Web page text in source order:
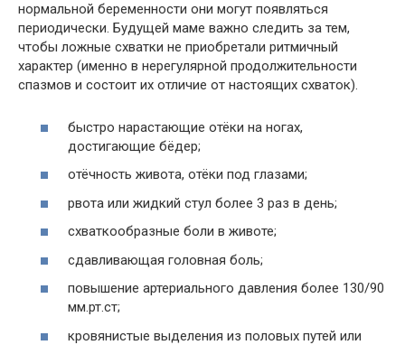
нормальной беременности они могут появляться
периодически. Будущей маме важно следить за тем,
чтобы ложные схватки не приобретали ритмичный
характер (именно в нерегулярной продолжительности
спазмов и состоит их отличие от настоящих схваток).
быстро нарастающие отёки на ногах,
достигающие бёдер;
отёчность живота, отёки под глазами;
рвота или жидкий стул более 3 раз в день;
схваткообразные боли в животе;
сдавливающая головная боль;
повышение артериального давления более 130/90
мм.рт.ст;
кровянистые выделения из половых путей или